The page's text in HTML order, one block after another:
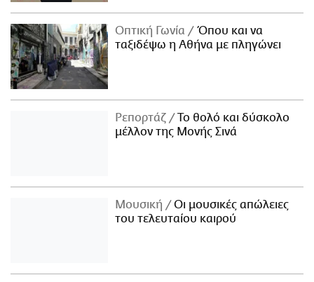
Οπτική Γωνία
Όπου και να
ταξιδέψω η Αθήνα με πληγώνει
Ρεπορτάζ
Το θολό και δύσκολο
μέλλον της Μονής Σινά
Μουσική
Οι μουσικές απώλειες
του τελευταίου καιρού